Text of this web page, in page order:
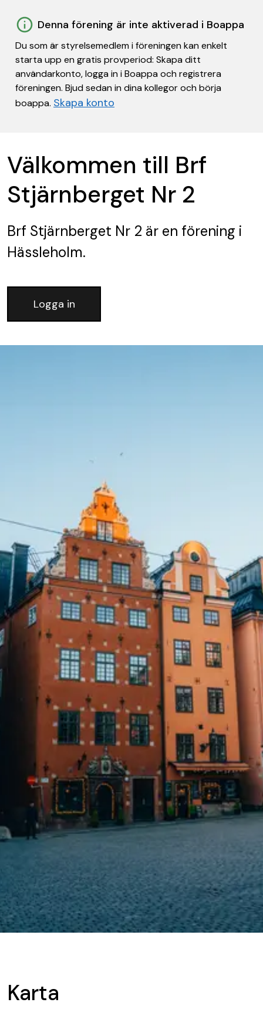
Denna förening är inte aktiverad i Boappa
Du som är styrelsemedlem i föreningen kan enkelt
starta upp en gratis provperiod: Skapa ditt
användarkonto, logga in i Boappa och registrera
föreningen. Bjud sedan in dina kollegor och börja
boappa. Skapa konto
Välkommen till Brf
Stjärnberget Nr 2
Brf Stjärnberget Nr 2 är en förening i
Hässleholm.
Logga in
Karta